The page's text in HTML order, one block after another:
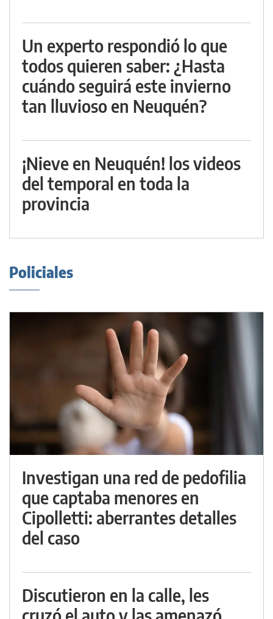
Un experto respondió lo que
todos quieren saber: ¿Hasta
cuándo seguirá este invierno
tan lluvioso en Neuquén?
¡Nieve en Neuquén! los videos
del temporal en toda la
provincia
Policiales
Investigan una red de pedofilia
que captaba menores en
Cipolletti: aberrantes detalles
del caso
Discutieron en la calle, les